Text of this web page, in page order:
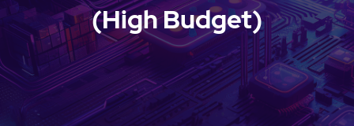
(High Budget)